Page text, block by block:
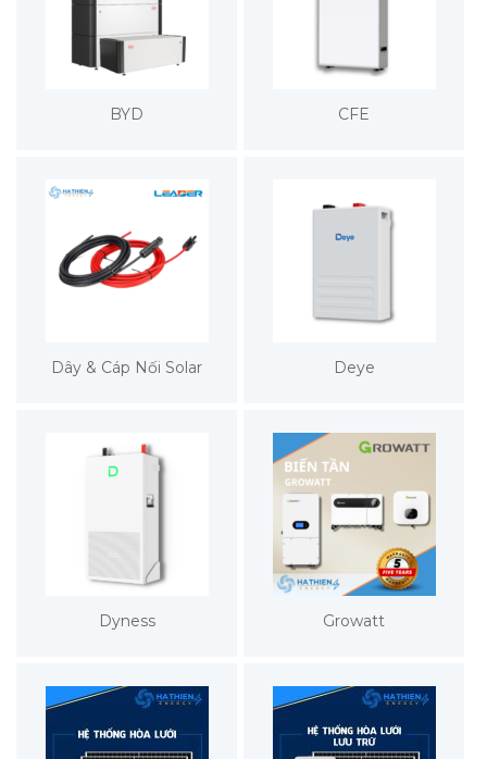
BYD CFE
Dây & Cáp Nối Solar Deye
Dyness Growatt